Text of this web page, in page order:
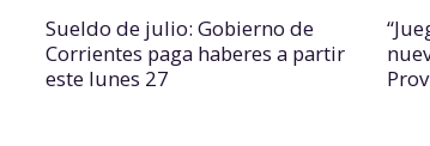
Sueldo de julio: Gobierno de
Corrientes paga haberes a partir
este lunes 27